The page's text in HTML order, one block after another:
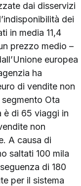
dai disservizi
dei
in media 11,4
prezzo medio –
europea
ha
di vendite non
Ota
è di 65 viaggi in
non
A causa di
saltati 100 mila
di 180
per il sistema